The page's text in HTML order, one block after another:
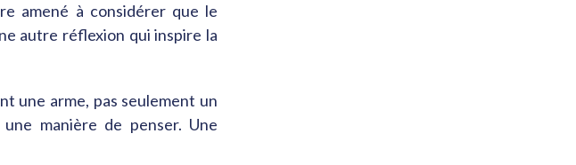
amené à considérer que le
autre réflexion qui inspire la
une arme, pas seulement un
manière de penser. Une